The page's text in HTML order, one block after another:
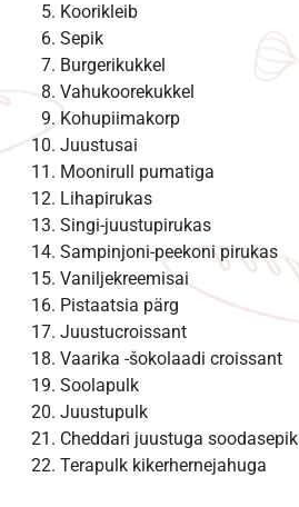
Koorikleib
Sepik
Burgerikukkel
Vahukoorekukkel
Kohupiimakorp
Juustusai
Moonirull pumatiga
Lihapirukas
Singi-juustupirukas
Sampinjoni-peekoni pirukas
Vaniljekreemisai
Pistaatsia pärg
Juustucroissant
Vaarika -šokolaadi croissant
Soolapulk
Juustupulk
Cheddari juustuga soodasepik
Terapulk kikerhernejahuga